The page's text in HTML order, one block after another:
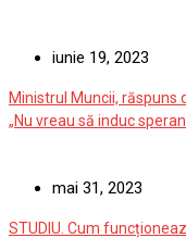
iunie 19, 2023
Ministrul Muncii,
„Nu vreau să induc
mai 31, 2023
STUDIU. Cum